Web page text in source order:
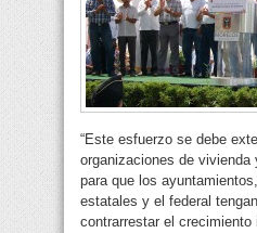
“Este esfuerzo se debe
organizaciones de vivienda
para que los
estatales y el federal
contrarrestar el